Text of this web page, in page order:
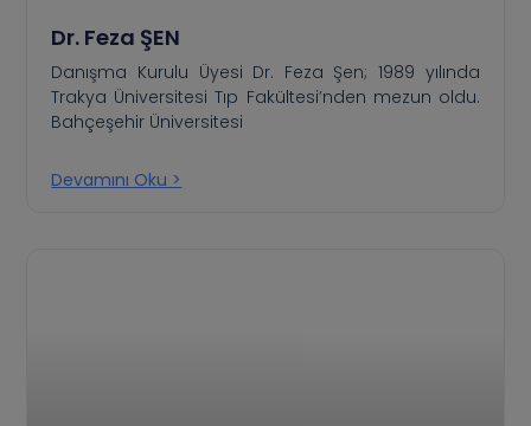
Dr. Feza ŞEN
Danışma Kurulu Üyesi Dr. Feza Şen; 1989 yılında
Trakya Üniversitesi Tıp Fakültesi’nden mezun oldu.
Bahçeşehir Üniversitesi
Devamını Oku >